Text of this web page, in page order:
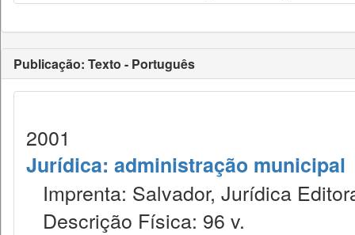
Publicação: Texto - Português
2001
Jurídica: administração municipal
Imprenta: Salvador, Jurídica
Descrição Física: 96 v.